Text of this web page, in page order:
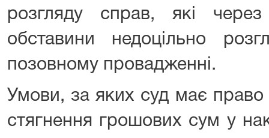
розгляду справ, які
обставини недоцільно
позовному провадженні.
Умови, за яких суд має право
стягнення грошових сум у